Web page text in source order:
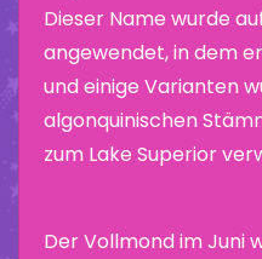
Dieser Name wurde
angewendet, in dem
und einige Varianten
algonquinischen
zum Lake Superior
Der Vollmond im Juni